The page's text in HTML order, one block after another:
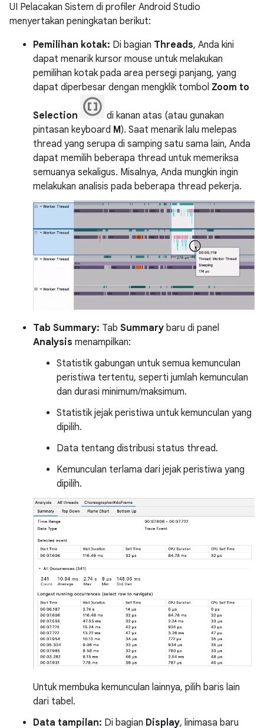
UI Pelacakan Sistem di profiler Android Studio
menyertakan peningkatan berikut:
Pemilihan kotak: Di bagian Threads, Anda kini
dapat menarik kursor mouse untuk melakukan
pemilihan kotak pada area persegi panjang, yang
dapat diperbesar dengan mengklik tombol Zoom to
Selection
di kanan atas (atau gunakan
pintasan keyboard M). Saat menarik lalu melepas
thread yang serupa di samping satu sama lain, Anda
dapat memilih beberapa thread untuk memeriksa
semuanya sekaligus. Misalnya, Anda mungkin ingin
melakukan analisis pada beberapa thread pekerja.
Tab Summary: Tab Summary baru di panel
Analysis menampilkan:
Statistik gabungan untuk semua kemunculan
peristiwa tertentu, seperti jumlah kemunculan
dan durasi minimum/maksimum.
Statistik jejak peristiwa untuk kemunculan yang
dipilih.
Data tentang distribusi status thread.
Kemunculan terlama dari jejak peristiwa yang
dipilih.
Untuk membuka kemunculan lainnya, pilih baris lain
dari tabel.
Data tampilan: Di bagian Display, linimasa baru